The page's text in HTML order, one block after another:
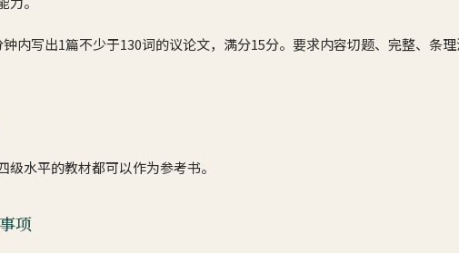
钟内写出1篇不少于130词的议论文，满分15分。要求内容切题、完整、条
级水平的教材都可以作为参考书。
项